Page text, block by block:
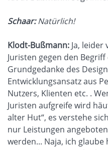
Schaar:Natürlich!
Klodt-Bußmann: Ja,
Juristen gegen den
Grundgedanke des
Entwicklungsansatz aus
Nutzers, Klienten etc. .
Juristen aufgreife wird
alter Hut“, es verstehe
nur Leistungen
werden... Naja, ich